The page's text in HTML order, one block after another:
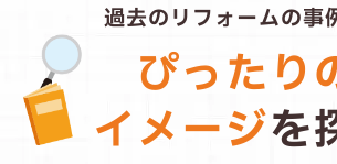
過去のリフォームの事
ぴったり
イメージを